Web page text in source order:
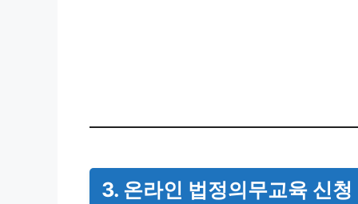
3. 온라인 법정의무교육 신청